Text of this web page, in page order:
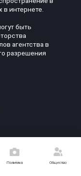
Политика Общество
интернете.
быть
агентства в
разрешения